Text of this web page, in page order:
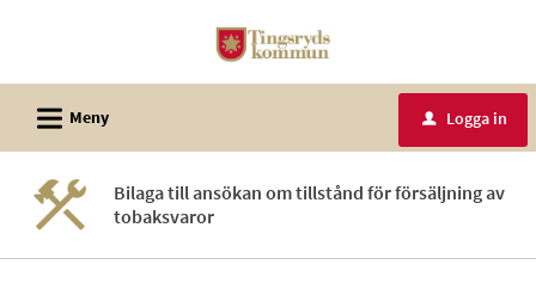
e-
tjänster
-
Tingsryds
kommun
L Meny u Logga in
Bilaga till ansökan om tillstånd för försäljning av
tobaksvaror